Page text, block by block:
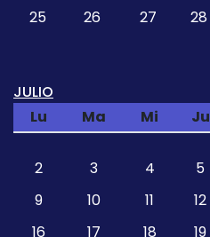
25
26 27 28
JULIO
Lu
Ma Mi Ju
2
3 4 5
9
10 11 12
16
17 18 19